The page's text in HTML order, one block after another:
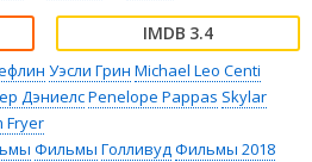
3.4
Уэсли Грин Michael Leo Centi
ДэниелсPenelope Pappas Skylar
Fryer
Фильмы Голливуд Фильмы 2018